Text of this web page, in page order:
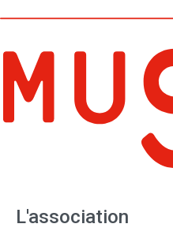
L'association